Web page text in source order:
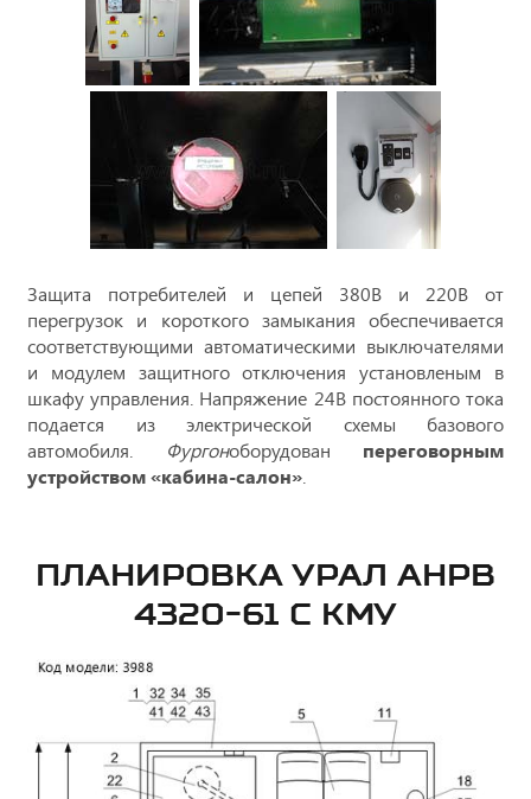
Защита потребителей и цепей 380В и 220В от
перегрузок и короткого замыкания обеспечивается
соответствующими автоматическими выключателями
и модулем защитного отключения установленым в
шкафу управления. Напряжение 24В постоянного тока
подается из электрической схемы базового
автомобиля.
Фургоноборудован переговорным
устройством «кабина-салон».
ПЛАНИРОВКА УРАЛ АНРВ
4320-61 С КМУ